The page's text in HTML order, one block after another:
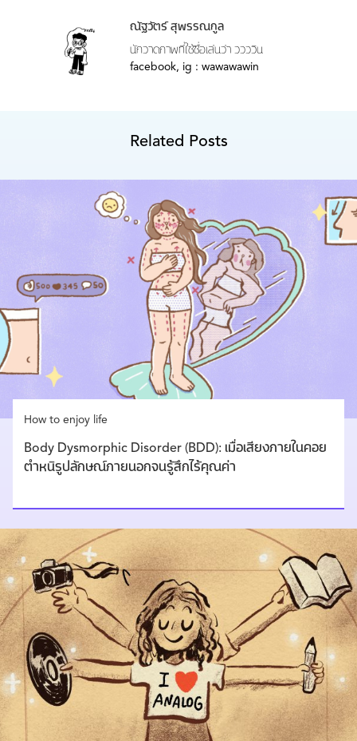
ณัฐวัตร์ สุพรรณกูล
นักวาดภาพที่ใช้ชื่อเล่นว่า ววววิน
facebook, ig : wawawawin
Related Posts
How to enjoy life
Body Dysmorphic Disorder (BDD): เมื่อเสียงภายในคอย
ตำหนิรูปลักษณ์ภายนอกจนรู้สึกไร้คุณค่า